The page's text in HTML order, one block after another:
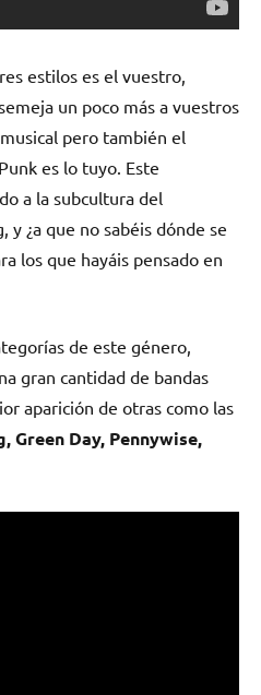
estilos es el vuestro,
un poco más a vuestros
pero también el
es lo tuyo. Este
a la subcultura del
¿a que no sabéis dónde se
los que hayáis pensado en
de este género,
gran cantidad de bandas
aparición de otras como las
Green Day, Pennywise,